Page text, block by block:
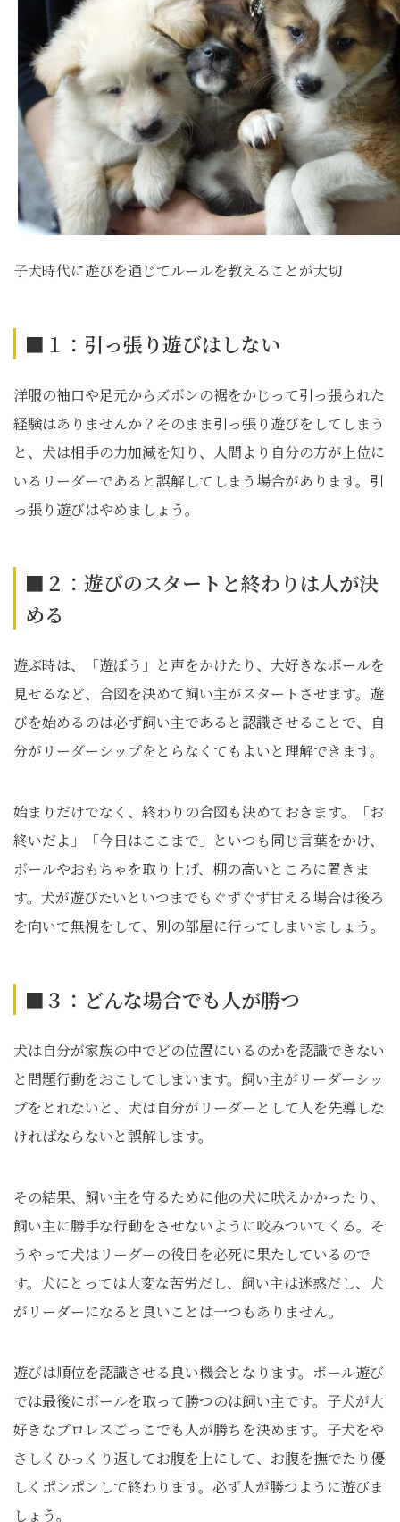
子犬時代に遊びを通じてルールを教えることが大切
■１：引っ張り遊びはしない
洋服の袖口や足元からズボンの裾をかじって引っ張られた
経験はありませんか？そのまま引っ張り遊びをしてしまう
と、犬は相手の力加減を知り、人間より自分の方が上位に
いるリーダーであると誤解してしまう場合があります。引
っ張り遊びはやめましょう。
■２：遊びのスタートと終わりは人が決
める
遊ぶ時は、「遊ぼう」と声をかけたり、大好きなボールを
見せるなど、合図を決めて飼い主がスタートさせます。遊
びを始めるのは必ず飼い主であると認識させることで、自
分がリーダーシップをとらなくてもよいと理解できます。
始まりだけでなく、終わりの合図も決めておきます。「お
終いだよ」「今日はここまで」といつも同じ言葉をかけ、
ボールやおもちゃを取り上げ、棚の高いところに置きま
す。犬が遊びたいといつまでもぐずぐず甘える場合は後ろ
を向いて無視をして、別の部屋に行ってしまいましょう。
■３：どんな場合でも人が勝つ
犬は自分が家族の中でどの位置にいるのかを認識できない
と問題行動をおこしてしまいます。飼い主がリーダーシッ
プをとれないと、犬は自分がリーダーとして人を先導しな
ければならないと誤解します。
その結果、飼い主を守るために他の犬に吠えかかったり、
飼い主に勝手な行動をさせないように咬みついてくる。そ
うやって犬はリーダーの役目を必死に果たしているので
す。犬にとっては大変な苦労だし、飼い主は迷惑だし、犬
がリーダーになると良いことは一つもありません。
遊びは順位を認識させる良い機会となります。ボール遊び
では最後にボールを取って勝つのは飼い主です。子犬が大
好きなプロレスごっこでも人が勝ちを決めます。子犬をや
さしくひっくり返してお腹を上にして、お腹を撫でたり優
しくポンポンして終わります。必ず人が勝つように遊びま
しょう。